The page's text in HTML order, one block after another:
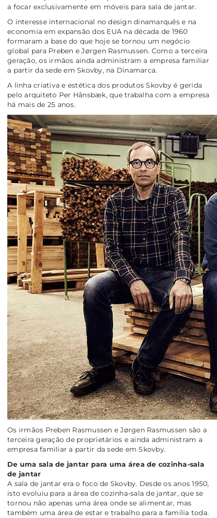
a focar exclusivamente em móveis para sala de jantar.
O interesse internacional no design dinamarquês e na
economia em expansão dos EUA na década de 1960
formaram a base do que hoje se tornou um negócio
global para Preben e Jørgen Rasmussen. Como a terceira
geração, os irmãos ainda administram a empresa familiar
a partir da sede em Skovby, na Dinamarca.
A linha criativa e estética dos produtos Skovby é gerida
pelo arquiteto Per Hånsbæk, que trabalha com a empresa
há mais de 25 anos.
Os irmãos Preben Rasmussen e Jørgen Rasmussen são a
terceira geração de proprietários e ainda administram a
empresa familiar a partir da sede em Skovby.
De uma sala de jantar para uma área de cozinha-sala
de jantar
A sala de jantar era o foco de Skovby. Desde os anos 1950,
isto evoluiu para a área de cozinha-sala de jantar, que se
tornou não apenas uma área onde se alimentar, mas
também uma área de estar e trabalho para a família toda.